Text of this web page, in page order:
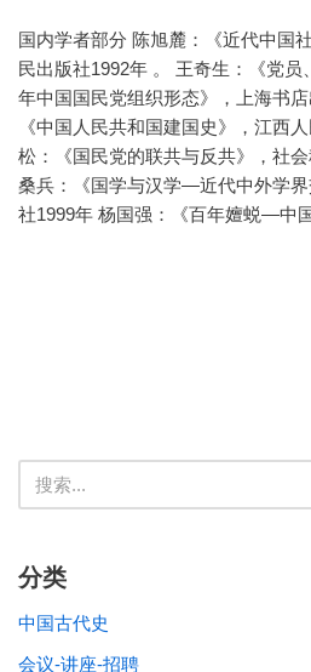
国内学者部分 陈旭麓：《近代中国
民出版社1992年 。 王奇生：《党员
年中国国民党组织形态》，上海书
《中国人民共和国建国史》，江西
松：《国民党的联共与反共》，社会
桑兵：《国学与汉学—近代中外学
社1999年 杨国强：《百年嬗蜕—中
分类
中国古代史
会议-讲座-招聘